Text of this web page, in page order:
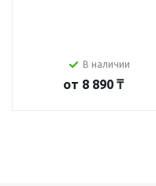
В наличии
от 8 890 ₸